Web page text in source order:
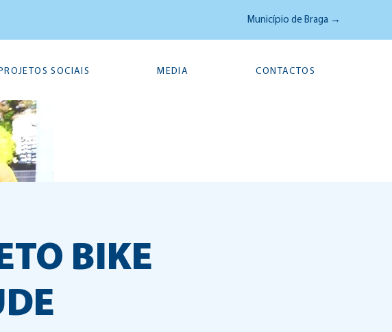
Município de Braga →
SOCIAIS MEDIA CONTACTOS
BIKE